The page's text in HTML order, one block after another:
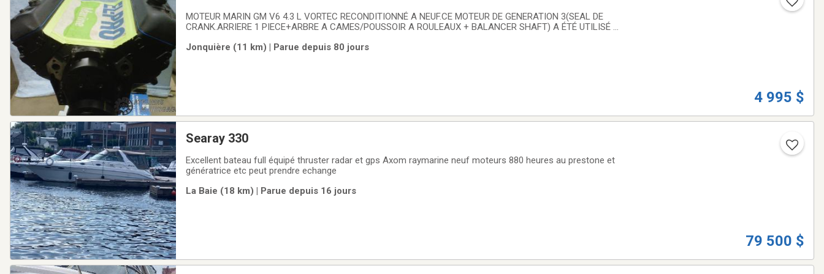
MOTEUR MARIN GM V6 4.3 L VORTEC RECONDITIONNÉ A NEUF.CE MOTEUR DE GENERATION 3(SEAL DE
CRANK.ARRIERE 1 PIECE+ARBRE A CAMES/POUSSOIR A ROULEAUX + BALANCER SHAFT) A ÉTÉ UTILISÉ DE
BLOCK MOTEUR TESTÉ ET VERIFIÉ REUSINÉ EN ENTIER(NOS BLOCK MOTEURS N'ONT
Jonquière (11 km) | Parue depuis 80 jours
4 995 $
Searay 330
Excellent bateau full équipé thruster radar et gps Axom raymarine neuf moteurs 880 heures au prestone et
génératrice etc peut prendre echange
La Baie (18 km) | Parue depuis 16 jours
79 500 $